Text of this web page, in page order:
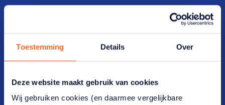
Toestemming Details Over
Deze website maakt gebruik van cookies
Wij gebruiken cookies (en daarmee vergelijkbare